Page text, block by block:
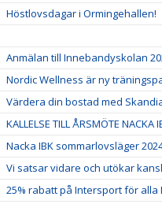
Höstlovsdagar i Ormingehallen!
Anmälan till Innebandyskolan
Nordic Wellness är ny
Värdera din bostad med
KALLELSE TILL ÅRSMÖTE NACKA
Nacka IBK sommarlovsläger
Vi satsar vidare och utökar
25% rabatt på Intersport för alla